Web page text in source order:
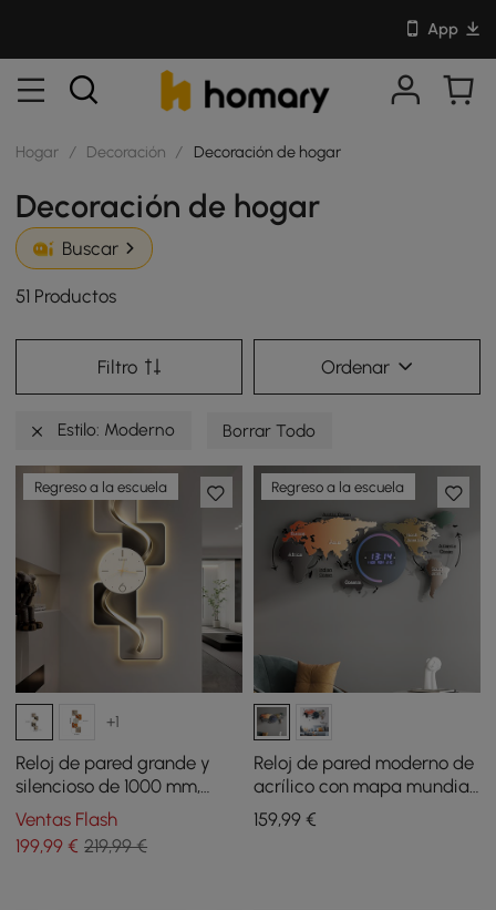
App
Hogar / Decoración / Decoración de hogar
Decoración de hogar
Buscar
51 Productos
Filtro Ordenar
Estilo: Moderno Borrar Todo
Regreso a la escuela
+1
Reloj de pared grande y
silencioso de 1000 mm,
moderno, abstracto,
geométrico, decoración de
sala de estar
Ventas Flash
199,99 € 219,99 €
Regreso a la escuela
Reloj de pared moderno de
acrílico con mapa mundial
de 73,9 cm con pantalla
LED enchufable
159,99€